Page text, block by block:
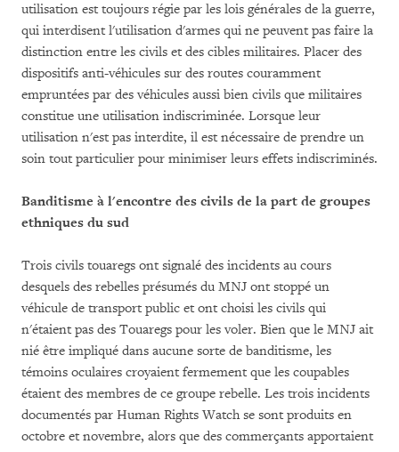
utilisation est toujours régie par les lois générales de la guerre,
qui interdisent l'utilisation d'armes qui ne peuvent pas faire la
distinction entre les civils et des cibles militaires. Placer des
dispositifs anti-véhicules sur des routes couramment
empruntées par des véhicules aussi bien civils que militaires
constitue une utilisation indiscriminée. Lorsque leur
utilisation n'est pas interdite, il est nécessaire de prendre un
soin tout particulier pour minimiser leurs effets indiscriminés.
Banditisme à l'encontre des civils de la part de groupes
ethniques du sud
Trois civils touaregs ont signalé des incidents au cours
desquels des rebelles présumés du MNJ ont stoppé un
véhicule de transport public et ont choisi les civils qui
n'étaient pas des Touaregs pour les voler. Bien que le MNJ ait
nié être impliqué dans aucune sorte de banditisme, les
témoins oculaires croyaient fermement que les coupables
étaient des membres de ce groupe rebelle. Les trois incidents
documentés par Human Rights Watch se sont produits en
octobre et novembre, alors que des commerçants apportaient